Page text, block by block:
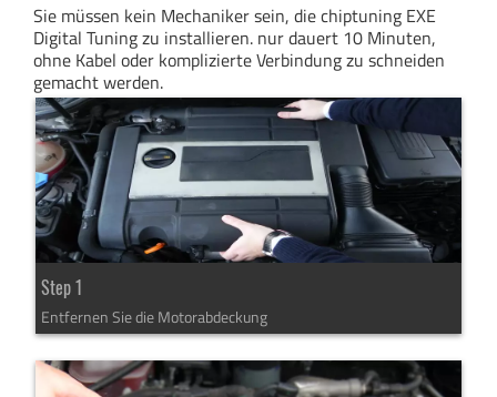
Sie müssen kein Mechaniker sein, die chiptuning EXE
Digital Tuning zu installieren. nur dauert 10 Minuten,
ohne Kabel oder komplizierte Verbindung zu schneiden
gemacht werden.
Step 1
Entfernen Sie die Motorabdeckung